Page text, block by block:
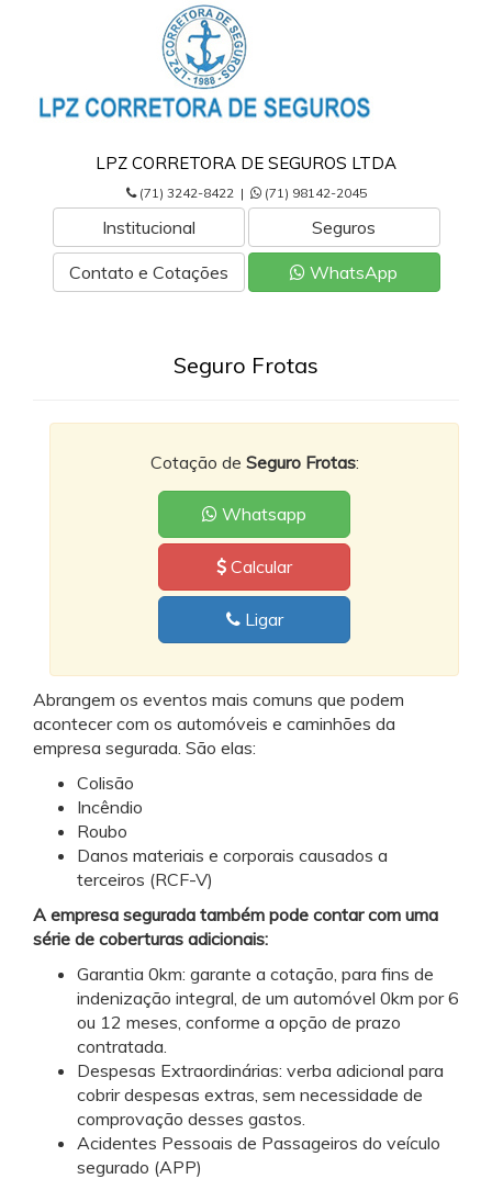
LPZ CORRETORA DE SEGUROS LTDA
(71) 3242-8422 | (71) 98142-2045
Institucional Seguros
Contato e Cotações WhatsApp
Seguro Frotas
Cotação de Seguro Frotas:
Whatsapp
Calcular
Ligar
Abrangem os eventos mais comuns que podem
acontecer com os automóveis e caminhões da
empresa segurada. São elas:
Colisão
Incêndio
Roubo
Danos materiais e corporais causados a
terceiros (RCF-V)
A empresa segurada também pode contar com uma
série de coberturas adicionais:
Garantia 0km: garante a cotação, para fins de
indenização integral, de um automóvel 0km por 6
ou 12 meses, conforme a opção de prazo
contratada.
Despesas Extraordinárias: verba adicional para
cobrir despesas extras, sem necessidade de
comprovação desses gastos.
Acidentes Pessoais de Passageiros do veículo
segurado (APP)